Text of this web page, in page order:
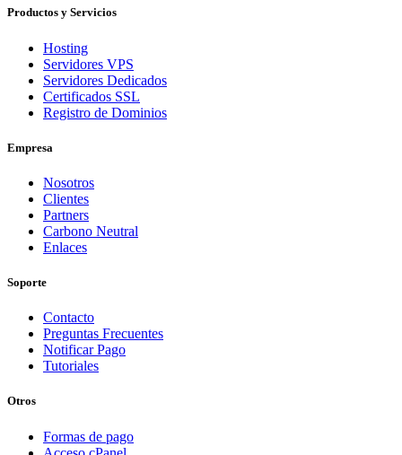
Productos y Servicios
Hosting
Servidores VPS
Servidores Dedicados
Certificados SSL
Registro de Dominios
Empresa
Nosotros
Clientes
Partners
Carbono Neutral
Enlaces
Soporte
Contacto
Preguntas Frecuentes
Notificar Pago
Tutoriales
Otros
Formas de pago